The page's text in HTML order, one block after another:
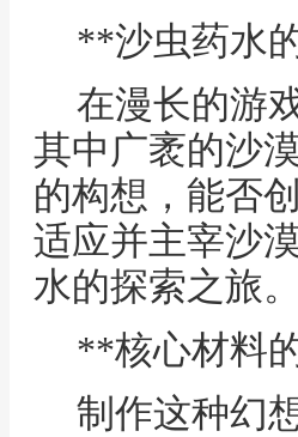
**沙虫药水
在漫长的游
其中广袤的沙
的构想，能否
适应并主宰沙
水的探索之旅。
**核心材料
制作这种幻